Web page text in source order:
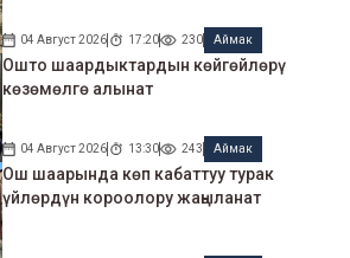
04 Август 2026 17:20 230 Аймак
Ошто шаардыктардын көйгөйлөрү
көзөмөлгө алынат
04 Август 2026 13:30 243 Аймак
Ош шаарында көп кабаттуу турак
үйлөрдүн короолору жаңыланат